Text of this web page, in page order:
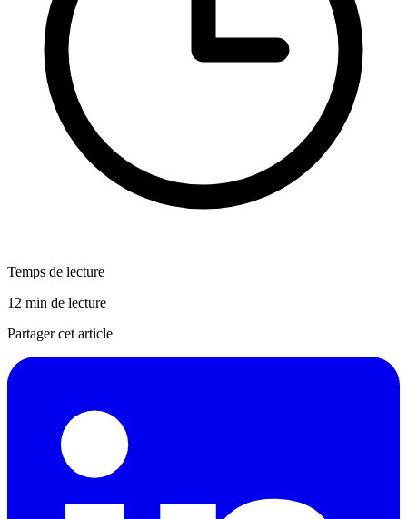
Temps de lecture
12 min de lecture
Partager cet article